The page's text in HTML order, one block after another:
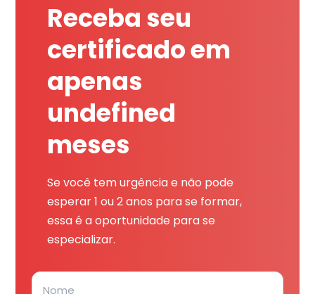
Receba seu
certificado em
apenas
undefined
meses
Se você tem urgência e não pode
esperar 1 ou 2 anos para se formar,
essa é a oportunidade para se
especializar.